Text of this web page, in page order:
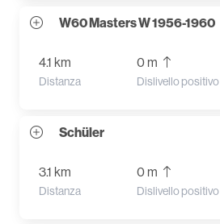
W60 Masters W 1956-1960
4.1 km
Distanza
0 m
Dislivello positivo
Schüler
3.1 km
Distanza
0 m
Dislivello positivo